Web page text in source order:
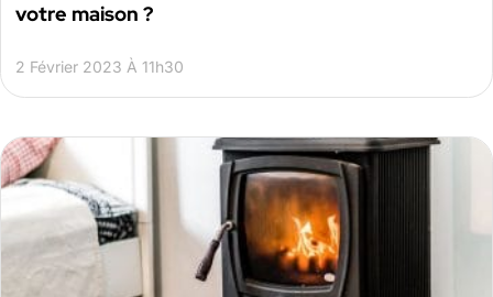
votre maison ?
2 Février 2023 À 11h30